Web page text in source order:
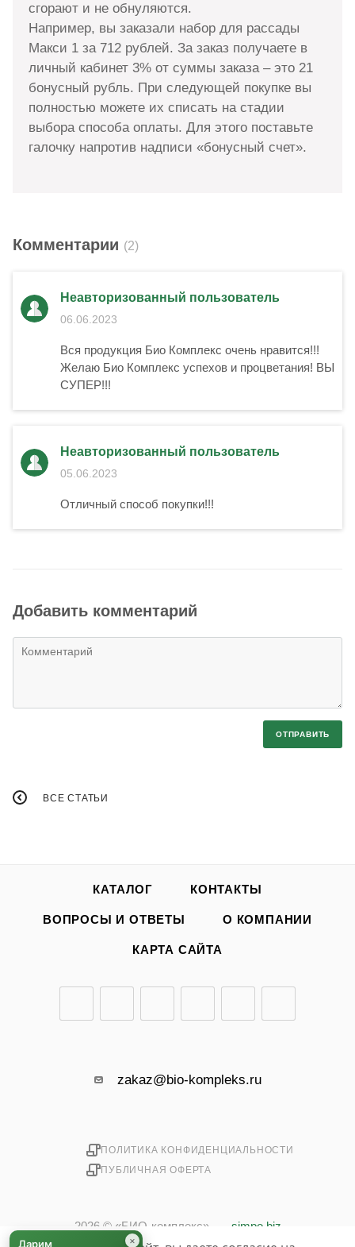
сгорают и не обнуляются.
Например, вы заказали набор для рассады
Макси 1 за 712 рублей. За заказ получаете в
личный кабинет 3% от суммы заказа – это 21
бонусный рубль. При следующей покупке вы
полностью можете их списать на стадии
выбора способа оплаты. Для этого поставьте
галочку напротив надписи «бонусный счет».
Комментарии (2)
Неавторизованный пользователь
06.06.2023
Вся продукция Био Комплекс очень нравится!!!
Желаю Био Комплекс успехов и процветания! ВЫ
СУПЕР!!!
Неавторизованный пользователь
05.06.2023
Отличный способ покупки!!!
Добавить комментарий
ОТПРАВИТЬ
ВСЕ СТАТЬИ
КАТАЛОГ КОНТАКТЫ
ВОПРОСЫ И ОТВЕТЫ О КОМПАНИИ
КАРТА САЙТА
zakaz@bio-kompleks.ru
ПОЛИТИКА КОНФИДЕНЦИАЛЬНОСТИ
ПУБЛИЧНАЯ ОФЕРТА
2026 © «БИО-комплекс» simpo.biz
Дарим ×